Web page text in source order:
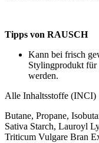
Tipps von RAUSCH
Kann bei frisch
Stylingprodukt
werden.
Alle Inhaltsstoffe (INCI)
Butane, Propane,
Sativa Starch, Lauroyl
Triticum Vulgare Bran